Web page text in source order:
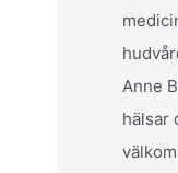
Anne
hälsar